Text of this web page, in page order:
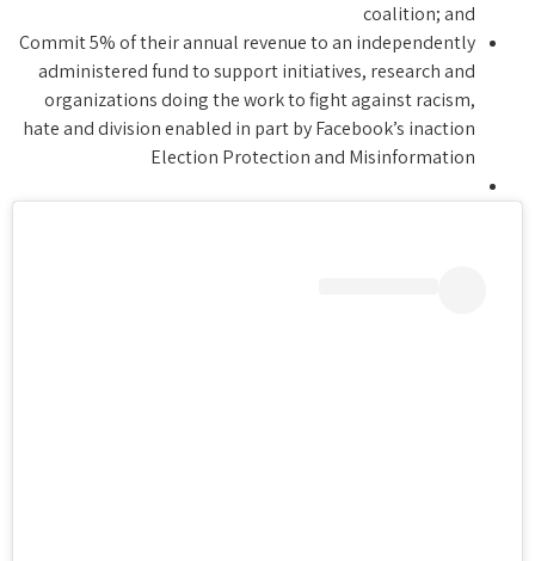
coalition; and
Commit 5% of their annual revenue to an independently
administered fund to support initiatives, research and
organizations doing the work to fight against racism,
hate and division enabled in part by Facebook’s inaction
Election Protection and Misinformation